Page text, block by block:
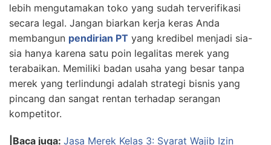
lebih mengutamakan toko yang sudah terverifikasi
secara legal. Jangan biarkan kerja keras Anda
membangun pendirian PT yang kredibel menjadi sia-
sia hanya karena satu poin legalitas merek yang
terabaikan. Memiliki badan usaha yang besar tanpa
merek yang terlindungi adalah strategi bisnis yang
pincang dan sangat rentan terhadap serangan
kompetitor.
|Baca juga: Jasa Merek Kelas 3: Syarat Wajib Izin